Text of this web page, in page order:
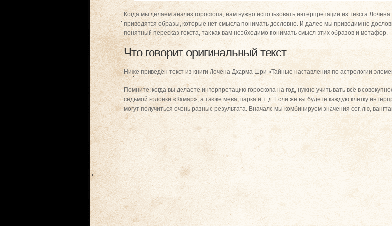
Когда мы делаем анализ гороскопа, нам нужно использовать интерпретации из текста
приводятся образы, которые нет смысла понимать дословно. И далее мы приводим не
понятный пересказ текста, так как вам необходимо понимать смысл этих образов и метафор.
Что говорит оригинальный текст
Ниже приведён текст из книги Лочена Дхарма Шри «Тайные наставления по астрологии
Помните: когда вы делаете интерпретацию гороскопа на год, нужно учитывать всё в
седьмой колонки «Камар», а таюке мева, парка и т. д. Если же вы будете каждую клетку
могут получиться очень разные результата. Вначале мы комбинируем значения сог, лю,